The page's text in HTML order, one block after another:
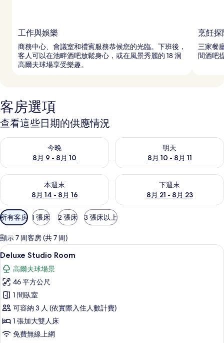
工作與娛樂
商務中心、會議室和禮賓服務恭候您的光臨。下班後，
客人可以在池畔酒吧放鬆身心，或在風景秀麗的 18 洞
高爾夫球場享受樂趣。
烹飪探
三家餐
間酒吧
客房選項
查看這些日期的供應情況
今晚
8月 9 - 8月 10
查看今晚 (8月 9 - 8月 10) 的供應情況
明天
8月 10 - 8月 11
查看明天 (8月 10 - 8月 11) 的
本週末
8月 14 - 8月 16
查看本週末 (8月 14 - 8月 16) 的供應情況
下週末
8月 21 - 8月 23
查看下週末 (8月 21 - 8月 23)
可
用
的
客
房
篩
選
條
件
所有客房 1 張床 2 張床 3 張床以上
顯示 7 間客房 (共 7 間)
顯
示
Deluxe
Studio
Room
的
所
有
Deluxe Studio Room | 高級寢具、客
5
Deluxe Studio Room
高爾夫球場景
46 平方公尺
1 間臥室
可容納 3 人 (依實際入住人數計費)
1 張加大雙人床
免費無線上網